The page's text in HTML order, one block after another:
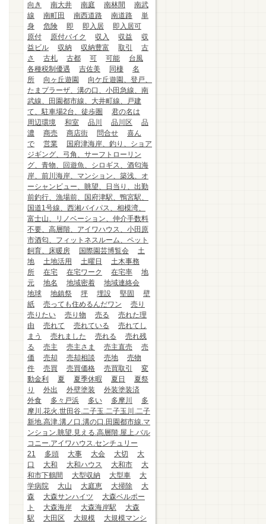
向き
南大井 南庭 南林間
南武
線
南町田 南西道路 南道路
単
身
危険 即 即入居
即入居可
原付
原付バイク 収入 収益
収
益ビル
収納 収納豊富 取引
古
さ
古札 古都 可 可能
台風
各種税制優遇
吉佐美 同棲
名
所
向ヶ丘遊園
向ケ丘遊園、登戸、
たまプラーザ、溝の口、小田急線、南
武線、田園都市線、大井町線、戸建
て、駐車場2台、徒歩圏
君の名は
周辺環境
和室 品川 品川区
品
濃
商売 商店街 問合せ
喜ん
で
営業
国府津海岸、釣り、ショア
ジギング、弓角、サーフトローリン
グ、青物、回遊魚、シロギス、酒匂海
岸、前川海岸、マンション、築浅、オ
ーシャンビュー、眺望、日当り、出勤
前釣行、漁場前、国府津駅、鴨宮駅、
国道1号線、西湘バイパス、相模湾、
富士山、リノベーション、仲介手数料
不要、高層階、アイワハウス、小田原
市酒匂、フィットネスルーム、ペット
飼育、床暖房
国際園芸博覧会
土
地
土地活用 土曜日
土木事務
所
在宅 在宅ワーク 在宅率
地
元
地名 地域密着
地域連絡会
地球
地鎮祭 坪 埋設 堅固
壁
紙
売っても住めるんだワン
売り
売りたい
売り物 売る
売れた理
由
売れて 売れている
売れてし
まう
売れました 売れる
売れ残
る
売主 売主さま 売主直売
売
価
売却 売却相談 売地
売物
件
売買 売買価格 売買取引
変
動金利
夏 夏季休暇 夏日
夏祭
り
外出 外壁塗装
外装塗装済
外食
多々戸浜 多い 多摩川
多
摩川.花火.世田谷.二子玉.二子玉川.二子
新地.高津.溝ノ口.溝の口.田園都市線.マ
ンション.眺望.見える.高層階.屋上.バル
コニー.アイワハウス.センチュリー
21
多頭 大事 大会 大切
大
口
大和 大和ハウス 大和市
大
和市下鶴間
大型収納 大型車
大
学病院
大山 大庭恵 大掃除
大
森
大森サンハイツ
大森ベルポー
ト
大森海岸 大森海岸駅
大森
駅
大田区 大規模
大規模マンシ